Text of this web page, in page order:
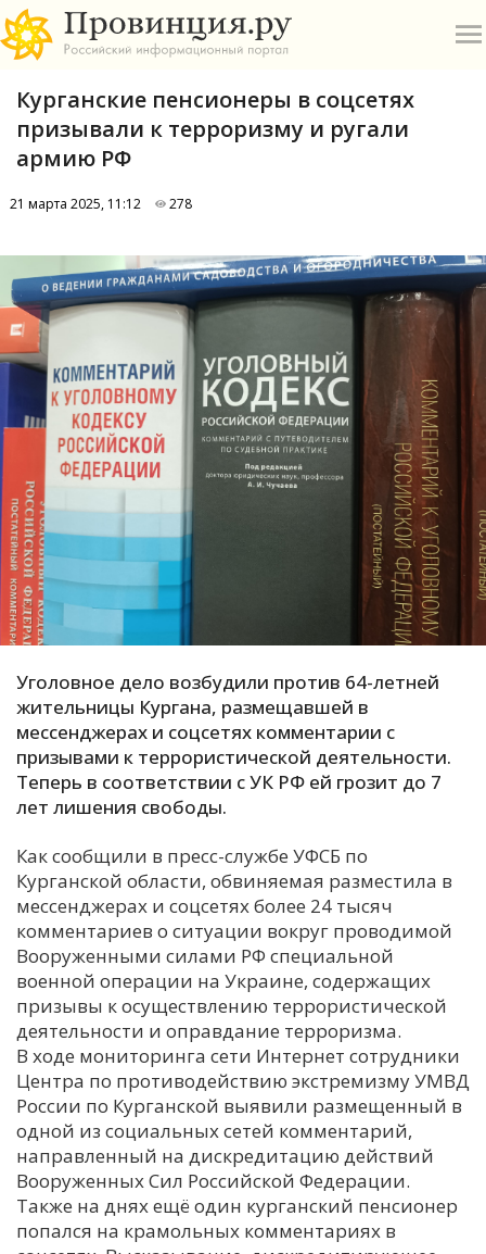
А
В
И
Н
Р
Т
У
Ч
Я
Курганские пенсионеры в соцсетях
призывали к терроризму и ругали
армию РФ
21 марта 2025, 11:12 278
Уголовное дело возбудили против 64-летней
жительницы Кургана, размещавшей в
мессенджерах и соцсетях комментарии с
призывами к террористической деятельности.
Теперь в соответствии с УК РФ ей грозит до 7
лет лишения свободы.
Как сообщили в пресс-службе УФСБ по
Курганской области, обвиняемая разместила в
мессенджерах и соцсетях более 24 тысяч
комментариев о ситуации вокруг проводимой
Вооруженными силами РФ специальной
военной операции на Украине, содержащих
призывы к осуществлению террористической
деятельности и оправдание терроризма.
В ходе мониторинга сети Интернет сотрудники
Центра по противодействию экстремизму УМВД
России по Курганской выявили размещенный в
одной из социальных сетей комментарий,
направленный на дискредитацию действий
Вооруженных Сил Российской Федерации.
Также на днях ещё один курганский пенсионер
попался на крамольных комментариях в